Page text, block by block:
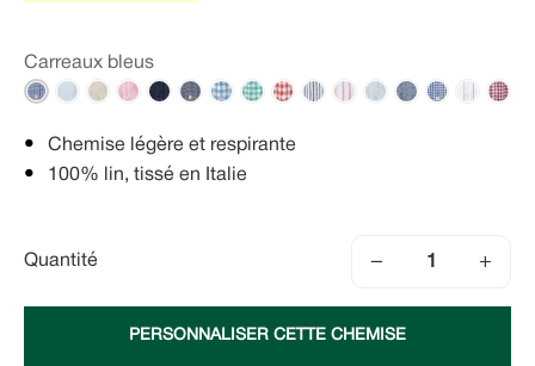
Carreaux bleus
Chemise légère et respirante
100% lin, tissé en Italie
Quantité − +
PERSONNALISER CETTE CHEMISE